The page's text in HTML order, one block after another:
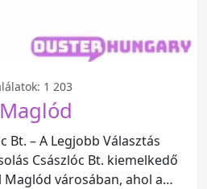
1 203
Bt. – A Legjobb Választás
városában, ahol a